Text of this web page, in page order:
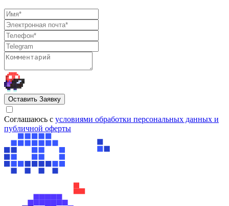
Оставить Заявку
Cоглашаюсь с условиями обработки персональных данных и
публичной оферты